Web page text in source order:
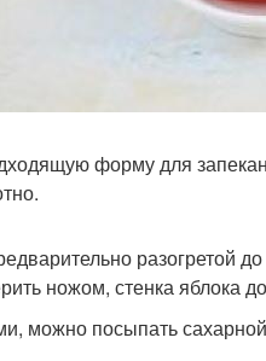
форму для
разогретой
ножом, стенка яблока
можно посыпать